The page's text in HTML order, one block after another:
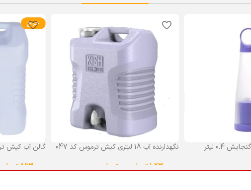
نگهدارنده آب 18 لیتری کیش ترموس کد 047
1,230,000تومان تومان
حراج
گالن آب کیش
863,000 تومان